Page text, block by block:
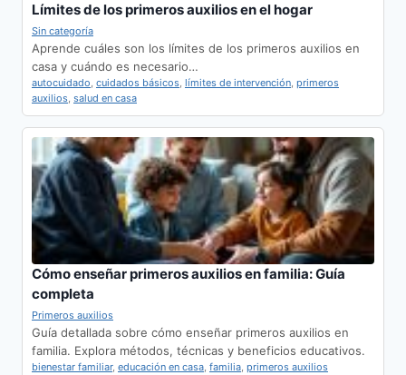
Límites de los primeros auxilios en el hogar
Sin categoría
Aprende cuáles son los límites de los primeros auxilios en
casa y cuándo es necesario…
autocuidado, cuidados básicos, límites de intervención, primeros
auxilios, salud en casa
Cómo enseñar primeros auxilios en familia: Guía
completa
Primeros auxilios
Guía detallada sobre cómo enseñar primeros auxilios en
familia. Explora métodos, técnicas y beneficios educativos.
bienestar familiar, educación en casa, familia, primeros auxilios